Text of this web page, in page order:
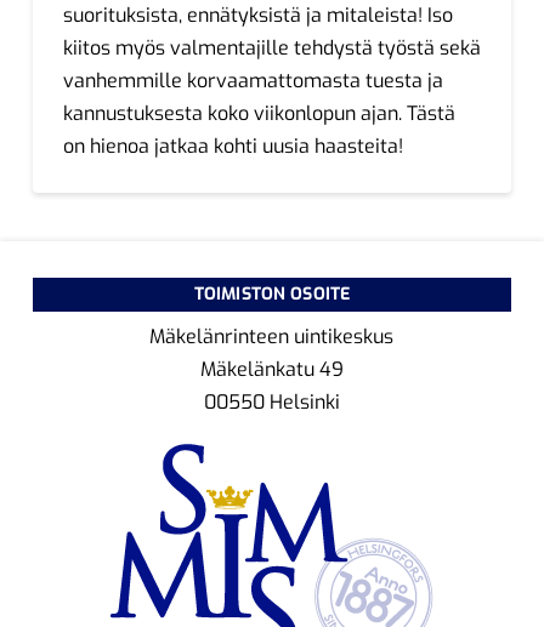
suorituksista, ennätyksistä ja mitaleista! Iso
kiitos myös valmentajille tehdystä työstä sekä
vanhemmille korvaamattomasta tuesta ja
kannustuksesta koko viikonlopun ajan. Tästä
on hienoa jatkaa kohti uusia haasteita!
TOIMISTON OSOITE
Mäkelänrinteen uintikeskus
Mäkelänkatu 49
00550 Helsinki